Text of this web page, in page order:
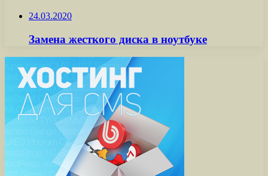
24.03.2020
Замена жесткого диска в ноутбуке